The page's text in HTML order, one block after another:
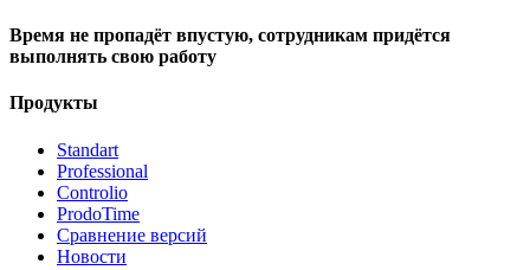
Время не пропадёт впустую, сотрудникам придётся
выполнять свою работу
Продукты
Standart
Professional
Controlio
ProdoTime
Сравнение версий
Новости